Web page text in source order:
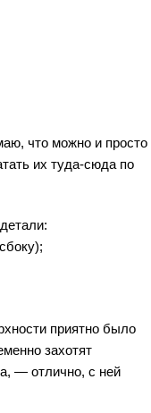
что можно и просто
их туда-сюда по
приятно было
захотят
— отлично, с ней